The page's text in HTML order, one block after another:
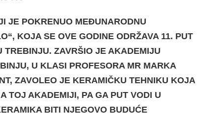
JE POKRENUO MEĐUNARODNU
KOJA SE OVE GODINE ODRŽAVA 11. PUT
TREBINJU. ZAVRŠIO JE AKADEMIJU
U KLASI PROFESORA MR MARKA
ZAVOLEO JE KERAMIČKU TEHNIKU KOJA
TOJ AKADEMIJI, PA GA PUT VODI U
BITI NJEGOVO BUDUĆE